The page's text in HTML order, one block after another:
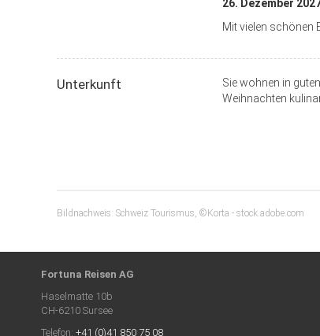
26. Dezember
Mit vielen schönen
Unterkunft
Sie wohnen in
Weihnachten
Bildnachweis: Schweiz Tourismus, ©Korta - stock.adobe.com
Fortuna Reisen AG
Haselmatte 10b
CH-6210 Sursee
Telefon: +41 (0)41 850 75 08